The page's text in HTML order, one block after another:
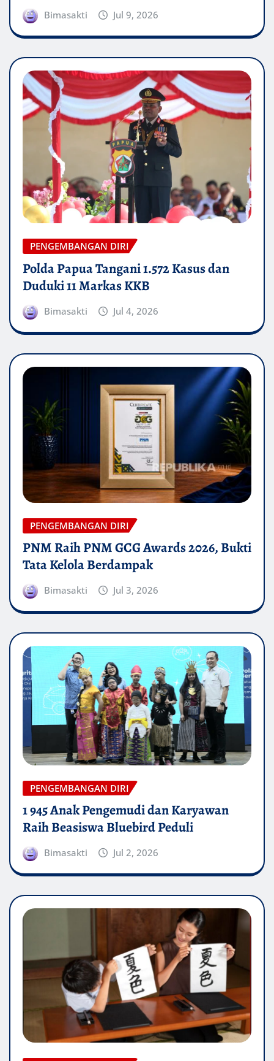
Bimasakti Jul 9, 2026
PENGEMBANGAN DIRI
Polda Papua Tangani 1.572 Kasus dan
Duduki 11 Markas KKB
Bimasakti Jul 4, 2026
PENGEMBANGAN DIRI
PNM Raih PNM GCG Awards 2026, Bukti
Tata Kelola Berdampak
Bimasakti Jul 3, 2026
PENGEMBANGAN DIRI
1 945 Anak Pengemudi dan Karyawan
Raih Beasiswa Bluebird Peduli
Bimasakti Jul 2, 2026